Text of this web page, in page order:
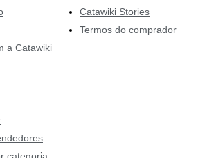
a Catawiki
Catawiki Stories
Termos do comprador